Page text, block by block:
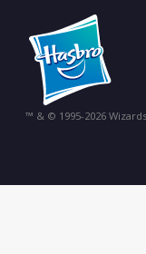
™ & © 1995-2026